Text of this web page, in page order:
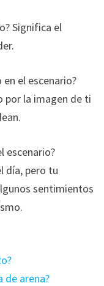
Significa el
el escenario?
por la imagen de ti
escenario?
día, pero tu
sentimientos
de arena?